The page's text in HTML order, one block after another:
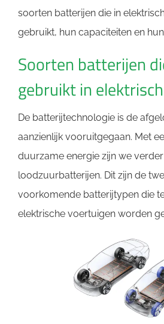
soorten batterijen die in
gebruikt, hun capaciteiten en
Soorten batterijen
gebruikt in
De batterijtechnologie is de
aanzienlijk vooruitgegaan. Met
duurzame energie zijn we
loodzuurbatterijen. Dit zijn de
voorkomende batterijtypen die
elektrische voertuigen worden